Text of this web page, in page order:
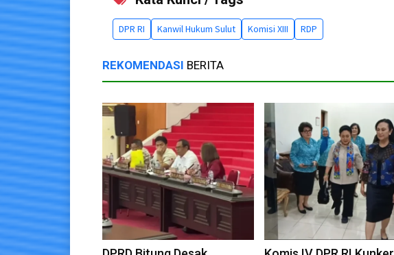
DPR RI Kanwil Hukum Sulut Komisi XIII RDP
REKOMENDASI BERITA